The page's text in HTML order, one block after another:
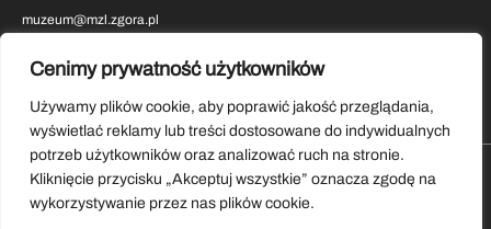
Cenimy prywatność użytkowników
Używamy plików cookie, aby poprawić jakość przeglądania,
wyświetlać reklamy lub treści dostosowane do indywidualnych
potrzeb użytkowników oraz analizować ruch na stronie.
Kliknięcie przycisku „Akceptuj wszystkie” oznacza zgodę na
wykorzystywanie przez nas plików cookie.
muzeum@mzl.zgora.pl
Pobierz aplikację Muzeum Ziemi Lubuskiej